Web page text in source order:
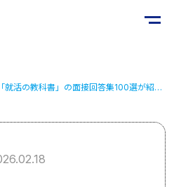
教科書」の面接回答集100選が紹介されました